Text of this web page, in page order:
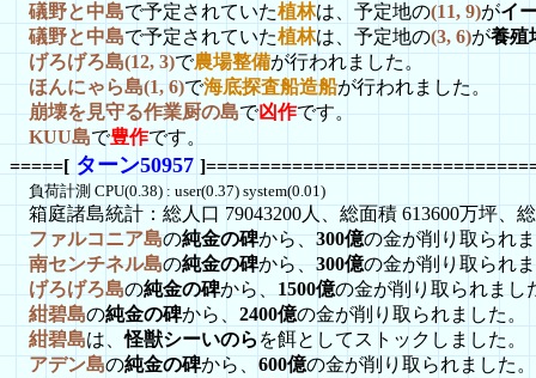
礒野と中島で予定されていた植林は、予定地の(11, 9)がイ
礒野と中島で予定されていた植林は、予定地の(3, 6)が養殖
げろげろ島(12, 3)で農場整備が行われました。
ほんにゃら島(1, 6)で海底探査船造船が行われました。
崩壊を見守る作業厨の島で凶作です。
KUU島で豊作です。
=====[ ターン50957
負荷計測 CPU(0.38) : user(0.37) system(0.01)
箱庭諸島統計：総人口 79043200人、総面積 613600万坪、
ファルコニア島の純金の碑から、300億の金が削り取られ
南センチネル島の純金の碑から、300億の金が削り取られ
げろげろ島の純金の碑から、 1500億の金が削り取られまし
紺碧島の純金の碑から、 2400億の金が削り取られました。
紺碧島は、怪獣シーいのら を餌としてストックしました。
アデン島の純金の碑から、 600億の金が削り取られました。